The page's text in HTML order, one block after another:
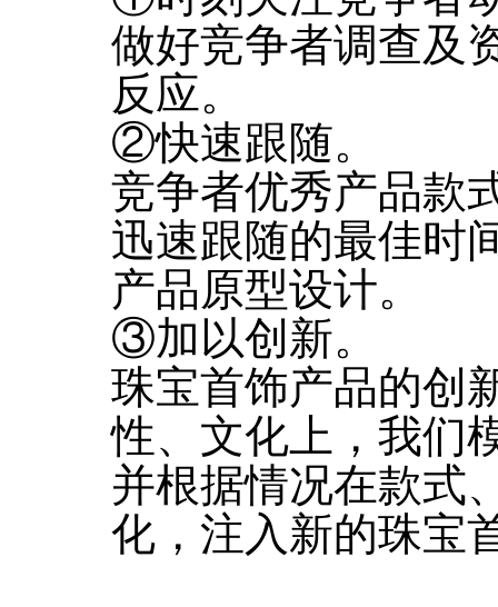
做好竞争者调查及
反应。
②快速跟随。
竞争者优秀产品款
迅速跟随的最佳时
产品原型设计。
③加以创新。
珠宝首饰产品的创
性、文化上，我们
并根据情况在款式
化，注入新的珠宝